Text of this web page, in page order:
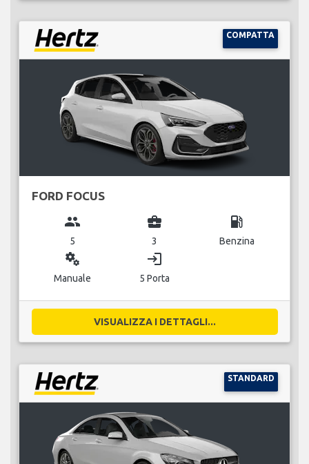
COMPATTA
FORD FOCUS
group
5
business_center
3
local_gas_station
Benzina
miscellaneous_services
Manuale
login
5 Porta
VISUALIZZA I DETTAGLI...
STANDARD